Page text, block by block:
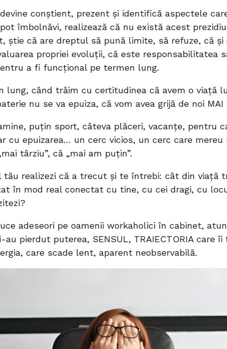
conștient, prezent și identifică aspectele
îmbolnăvi, realizează că nu există acest
știe că are dreptul să pună limite, să refuze, că și
propriei evoluții, că este responsabilitatea
a fi funcțional pe termen lung.
lung, când trăim cu certitudinea că avem o viață
nu se va epuiza, că vom avea grijă de noi MAI
puțin sport, câteva plăceri, vacanțe, pentru
cu epuizarea… un cerc vicios, un cerc care mereu
târziu”, că „mai am puțin”.
tău realizezi că a trecut și te întrebi: cât din viață
în mod real conectat cu tine, cu cei dragi, cu
adeseori pe oamenii workaholici în cabinet,
au pierdut puterea, SENSUL, TRAIECTORIA care îi
care scade lent, aparent neobservabilă.